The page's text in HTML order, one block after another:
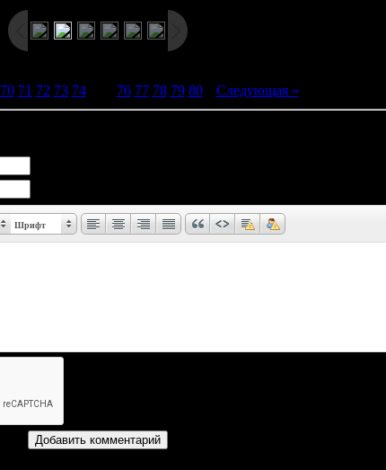
70 71 72 73 74[ 76 77 78 79 80| Следующая »
Шрифт